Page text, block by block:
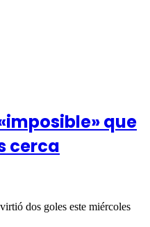
que
cerca
dos goles este miércoles